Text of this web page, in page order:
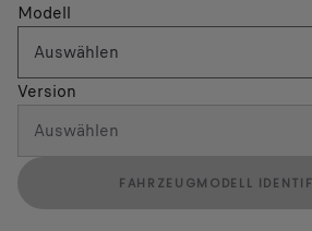
Modell
Auswählen
Version
Auswählen
FAHRZEUGMODELL